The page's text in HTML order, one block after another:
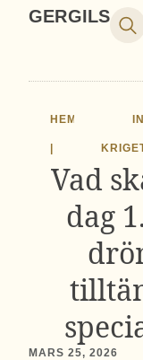
GERGILS
HEM
Vad
dag
MARS 25, 2026